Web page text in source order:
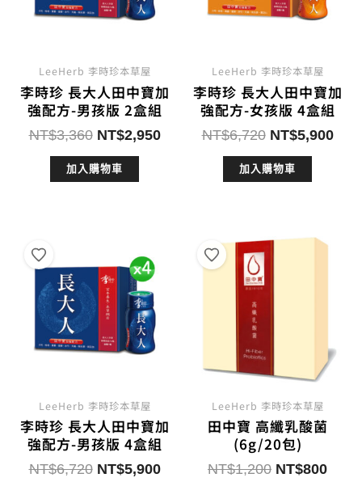
LeeHerb 李時珍本草屋
李時珍 長大人田中寶加
強配方-男孩版 2盒組
NT$3,360 原
始
價
NT$2,950目
加入購物車
LeeHerb 李時珍本草屋
李時珍 長大人田中寶加
強配方-女孩版 4盒組
NT$6,720 原
始
價
NT$5,900目
加入購物車
LeeHerb 李時珍本草屋
李時珍 長大人田中寶加
強配方-男孩版 4盒組
NT$6,720 原
NT$5,900目
LeeHerb 李時珍本草屋
田中寶 高纖乳酸菌
(6g/20包)
NT$1,200 原
NT$800目